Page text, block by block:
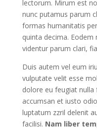
lectorum. Mirum est
nunc putamus parum
formas humanitatis
quinta decima.
videntur parum clari,
Duis autem vel eum
vulputate velit esse
dolore eu feugiat
accumsan et iusto
luptatum zzril delenit
facilisi. Nam liber